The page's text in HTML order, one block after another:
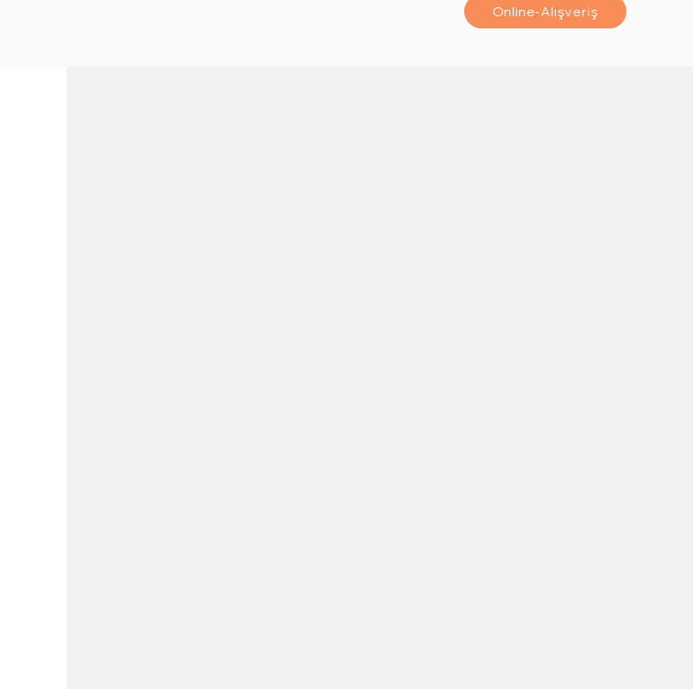
Online-Alışveriş